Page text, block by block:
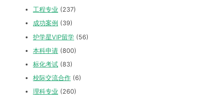
工程专业 (237)
成功案例 (39)
护学星VIP留学 (56)
本科申请 (800)
标化考试 (83)
校际交流合作 (6)
理科专业 (260)